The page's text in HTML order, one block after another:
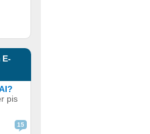
pis
15